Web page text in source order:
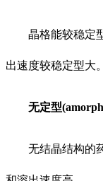
晶格能较稳定型
出速度较稳定型大。
无定型
无结晶结构的药